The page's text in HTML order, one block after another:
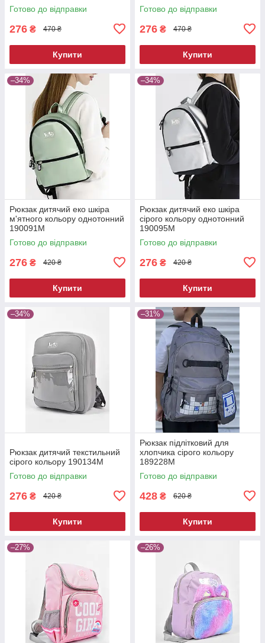
Готово до відправки
276 ₴ 470 ₴
Купити
Готово до відправки
276 ₴ 470 ₴
Купити
–34%
Рюкзак дитячий еко шкіра
м'ятного кольору однотонний
190091M
Готово до відправки
276 ₴ 420 ₴
Купити
–34%
Рюкзак дитячий еко шкіра
сірого кольору однотонний
190095M
Готово до відправки
276 ₴ 420 ₴
Купити
–34%
Рюкзак дитячий текстильний
сірого кольору 190134M
Готово до відправки
276 ₴ 420 ₴
Купити
–31%
Рюкзак підлітковий для
хлопчика сірого кольору
189228M
Готово до відправки
428 ₴ 620 ₴
Купити
–27% –26%